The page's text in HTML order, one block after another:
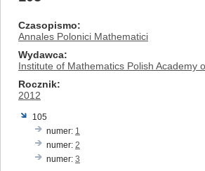
Czasopismo
Annales Polonici Mathematici
Wydawca
Institute of Mathematics Polish Academy
Rocznik
2012
105
numer: 1
numer: 2
numer: 3